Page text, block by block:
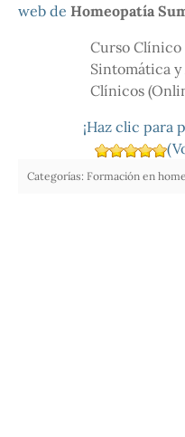
web de Homeopatía
Curso
Sintomática y
Clínicos
¡Haz clic para
Categorías: Formación en